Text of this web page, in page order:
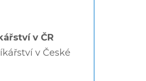
v ČR
v České